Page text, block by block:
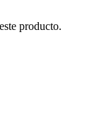
producto.